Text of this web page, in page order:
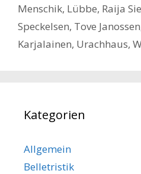
Menschik, Lübbe, Raija
Speckelsen, Tove Janossen
Karjalainen, Urachhaus,
Kategorien
Allgemein
Belletristik